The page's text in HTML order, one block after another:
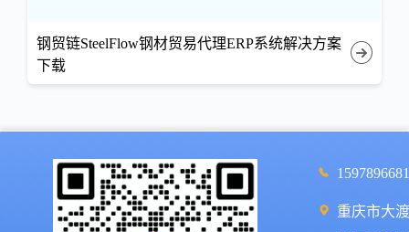
钢贸链SteelFlow钢材贸易代理ERP系统解决方案
下载
重庆市大